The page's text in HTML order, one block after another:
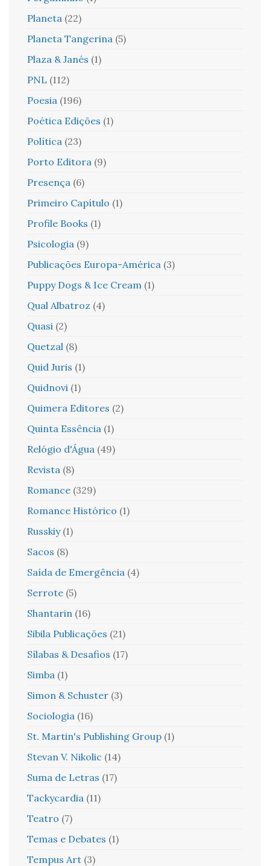
Planeta (22)
Planeta Tangerina (5)
Plaza & Janés (1)
PNL (112)
Poesia (196)
Poética Edições (1)
Política (23)
Porto Editora (9)
Presença (6)
Primeiro Capítulo (1)
Profile Books (1)
Psicologia (9)
Publicações Europa-América (3)
Puppy Dogs & Ice Cream (1)
Qual Albatroz (4)
Quasi (2)
Quetzal (8)
Quid Juris (1)
Quidnovi (1)
Quimera Editores (2)
Quinta Essência (1)
Relógio d'Água (49)
Revista (8)
Romance (329)
Romance Histórico (1)
Russkiy (1)
Sacos (8)
Saída de Emergência (4)
Serrote (5)
Shantarin (16)
Sibila Publicações (21)
Sílabas & Desafios (17)
Simba (1)
Simon & Schuster (3)
Sociologia (16)
St. Martin's Publishing Group (1)
Stevan V. Nikolic (14)
Suma de Letras (17)
Tackycardia (11)
Teatro (7)
Temas e Debates (1)
Tempus Art (3)